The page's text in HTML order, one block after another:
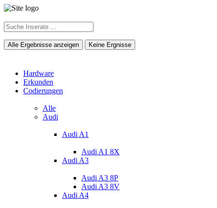
Alle Ergebnisse anzeigen Keine Ergnisse
Hardware
Erkunden
Codierungen
Alle
Audi
Audi A1
Audi A1 8X
Audi A3
Audi A3 8P
Audi A3 8V
Audi A4